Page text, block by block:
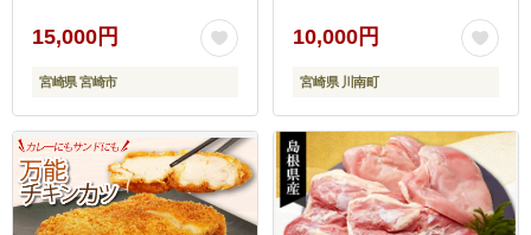
炭火焼 炭火焼き 鶏 鶏肉
国産 国産鶏肉 手作業 簡
単調理 手軽 ストック 宮
崎グルメ グルメ 小分け
15,000円
宮崎県 宮崎市
鳥 郷土料理 】[C00809]
10,000円
宮崎県 川南町